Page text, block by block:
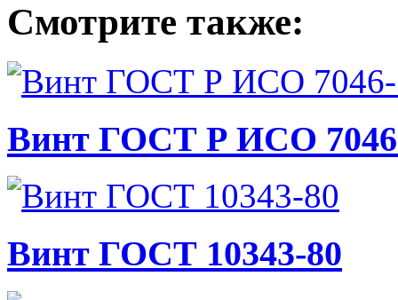
Смотрите также:
Винт ГОСТ Р ИСО
Винт ГОСТ 10343-80